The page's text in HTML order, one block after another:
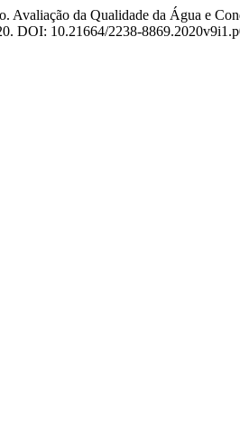
da Qualidade da Água e
DOI: 10.21664/2238-